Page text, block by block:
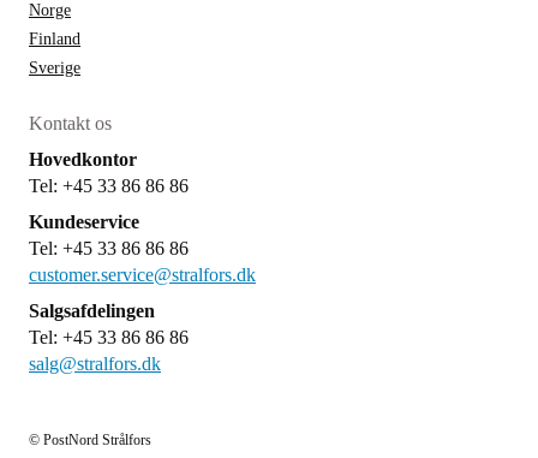
Norge
Finland
Sverige
Kontakt os
Hovedkontor
Tel: +45 33 86 86 86
Kundeservice
Tel: +45 33 86 86 86
customer.service@stralfors.dk
Salgsafdelingen
Tel: +45 33 86 86 86
salg@stralfors.dk
© PostNord Strålfors